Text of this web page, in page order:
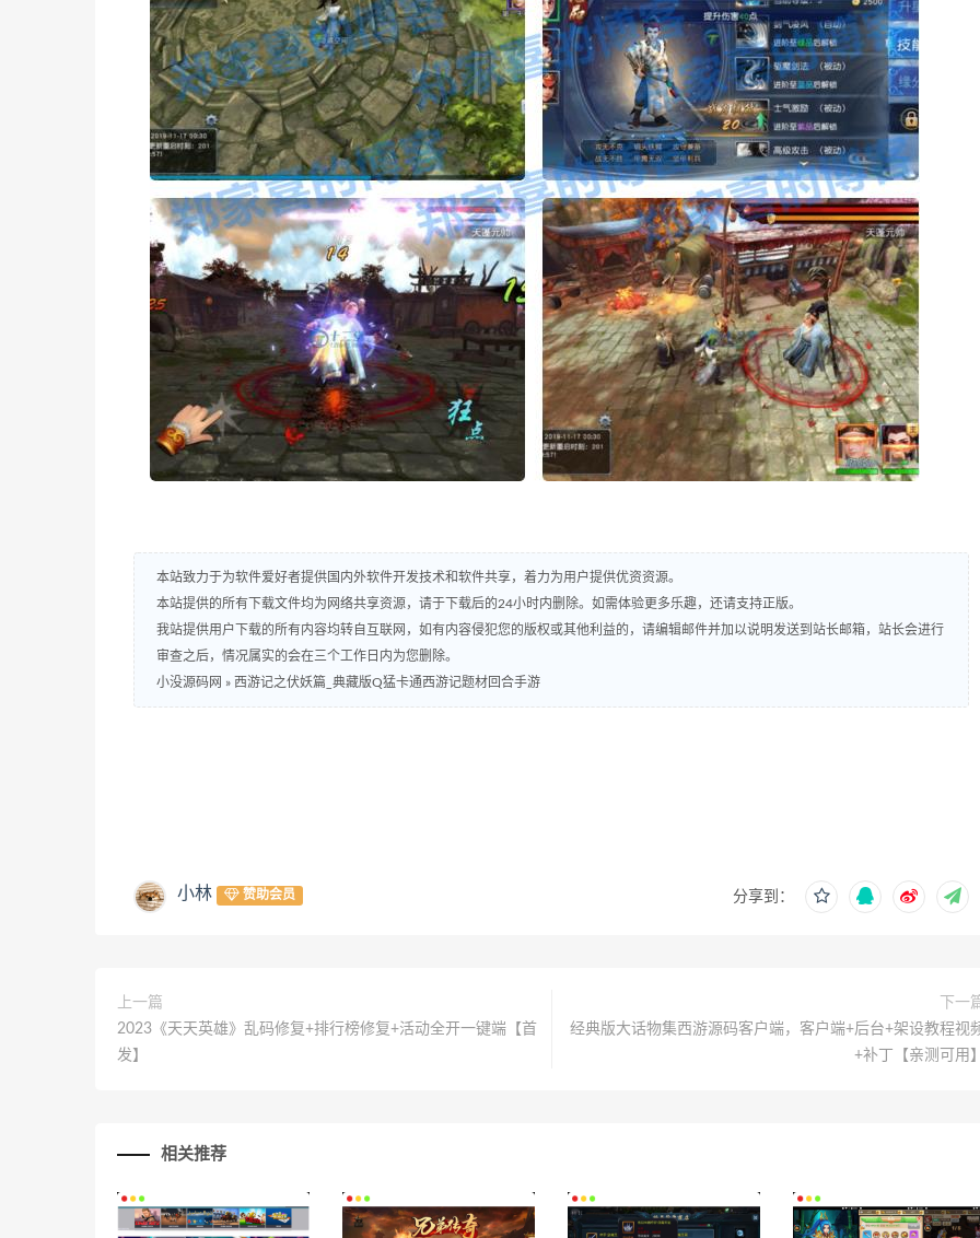
本站致力于为软件爱好者提供国内外软件开发技术和软件共享，着力为用户提供优资资源。
本站提供的所有下载文件均为网络共享资源，请于下载后的24小时内删除。如需体验更多乐趣，还请支持正版。
我站提供用户下载的所有内容均转自互联网，如有内容侵犯您的版权或其他利益的，请编辑邮件并加以说明发送到站长邮箱，站长会进行
审查之后，情况属实的会在三个工作日内为您删除。
小没源码网 » 西游记之伏妖篇_典藏版Q猛卡通西游记题材回合手游
小林 赞助会员 分享到：
上一篇
2023《天天英雄》乱码修复+排行榜修复+活动全开一键端【首
发】
下一
经典版大话物集西游源码客户端，客户端+后台+架设教程视
+补丁【亲测可用
相关推荐